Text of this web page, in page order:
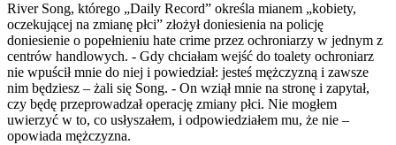
River Song, którego „Daily Record” określa mianem „kobiety,
oczekującej na zmianę płci” złożył doniesienia na policję
doniesienie o popełnieniu hate crime przez ochroniarzy w jednym z
centrów handlowych. - Gdy chciałam wejść do toalety ochroniarz
nie wpuścił mnie do niej i powiedział: jesteś mężczyzną i zawsze
nim będziesz – żali się Song. - On wziął mnie na stronę i zapytał,
czy będę przeprowadzał operację zmiany płci. Nie mogłem
uwierzyć w to, co usłyszałem, i odpowiedziałem mu, że nie –
opowiada mężczyzna.